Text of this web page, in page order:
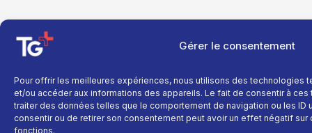
Gérer le consentement
Pour offrir les meilleures expériences, nous utilisons des technologies
et/ou accéder aux informations des appareils. Le fait de consentir à
traiter des données telles que le comportement de navigation ou les ID
consentir ou de retirer son consentement peut avoir un effet négatif
fonctions.